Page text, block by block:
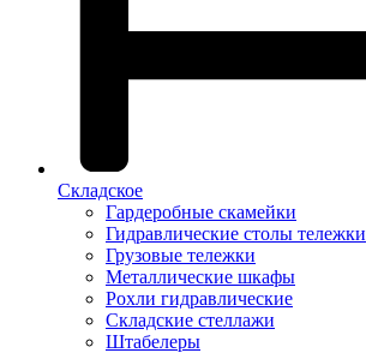
Складское
Гардеробные скамейки
Гидравлические столы тележки
Грузовые тележки
Металлические шкафы
Рохли гидравлические
Складские стеллажи
Штабелеры